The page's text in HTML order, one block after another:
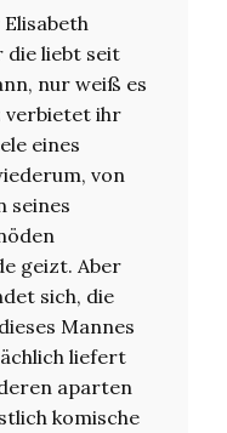
die liebt seit
nur weiß es
verbietet ihr
eines
von
seines
geizt. Aber
sich, die
Mannes
liefert
aparten
komische